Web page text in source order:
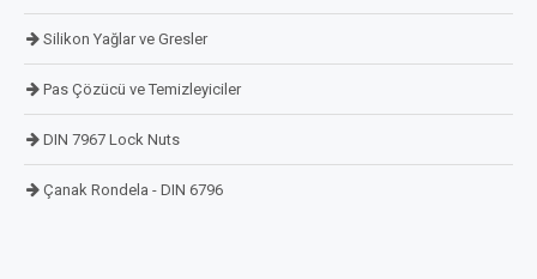
Silikon Yağlar ve Gresler
Pas Çözücü ve Temizleyiciler
DIN 7967 Lock Nuts
Çanak Rondela - DIN 6796